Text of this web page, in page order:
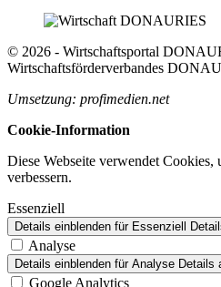
© 2026 - Wirtschaftsportal
Wirtschaftsförderverbandes
Umsetzung: profimedien.net
Cookie-Information
Diese Webseite verwendet Cookies,
verbessern.
Essenziell
Details einblenden für Essenziell
Analyse
Details einblenden für Analyse Details
Google Analytics